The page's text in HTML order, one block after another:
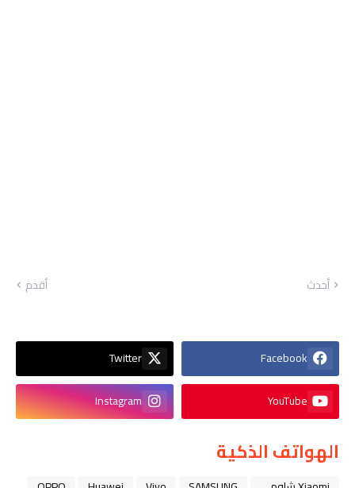
أحدث أقدم
Facebook
Twitter
YouTube
Instagram
الهواتف الذكية